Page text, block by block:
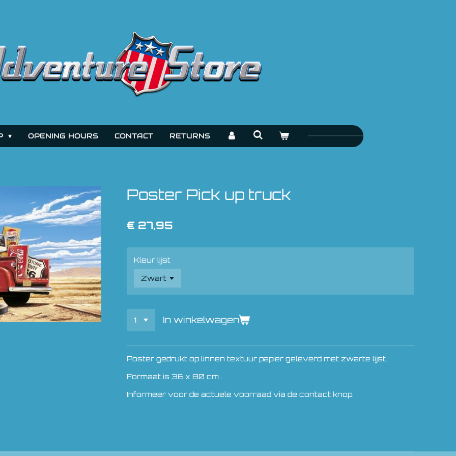
OPENING HOURS CONTACT RETURNS
Poster Pick up truck
€ 27,95
Kleur lijst
In winkelwagen
Poster gedrukt op linnen textuur papier geleverd met zwarte lijst.
Formaat is 36 x 80 cm .
Informeer voor de actuele voorraad via de contact knop.